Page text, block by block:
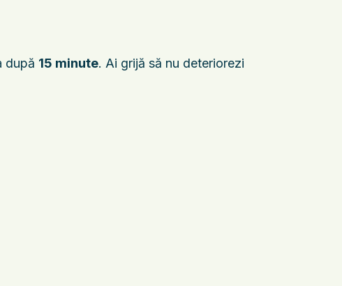
după 15 minute. Ai grijă să nu deteriorezi